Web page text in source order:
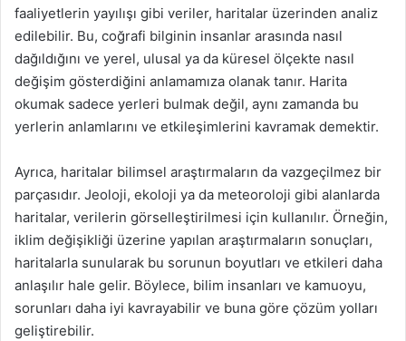
faaliyetlerin yayılışı gibi veriler, haritalar üzerinden analiz
edilebilir. Bu, coğrafi bilginin insanlar arasında nasıl
dağıldığını ve yerel, ulusal ya da küresel ölçekte nasıl
değişim gösterdiğini anlamamıza olanak tanır. Harita
okumak sadece yerleri bulmak değil, aynı zamanda bu
yerlerin anlamlarını ve etkileşimlerini kavramak demektir.
Ayrıca, haritalar bilimsel araştırmaların da vazgeçilmez bir
parçasıdır. Jeoloji, ekoloji ya da meteoroloji gibi alanlarda
haritalar, verilerin görselleştirilmesi için kullanılır. Örneğin,
iklim değişikliği üzerine yapılan araştırmaların sonuçları,
haritalarla sunularak bu sorunun boyutları ve etkileri daha
anlaşılır hale gelir. Böylece, bilim insanları ve kamuoyu,
sorunları daha iyi kavrayabilir ve buna göre çözüm yolları
geliştirebilir.